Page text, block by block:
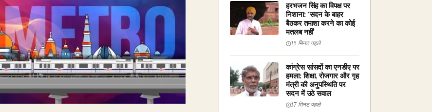
हरभजन सिंह का विपक्ष पर
निशाना: 'सदन के बाहर
बैठकर तमाशा करने का कोई
मतलब नहीं'
15 मिनट पहले
कांग्रेस सांसदों का एनडीए पर
हमला: शिक्षा, रोजगार और गृह
मंत्री की अनुपस्थिति पर
सदन में उठे सवाल
17 मिनट पहले